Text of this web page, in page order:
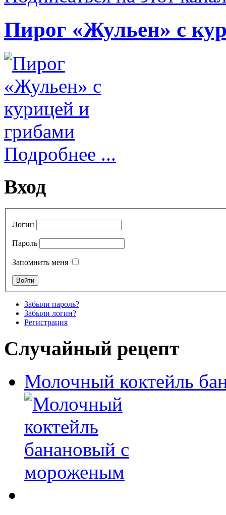
Пирог «Жульен» с
Подробнее ...
Вход
Логин
Пароль
Запомнить меня
Забыли пароль?
Забыли логин?
Регистрация
Случайный рецепт
Молочный коктейль